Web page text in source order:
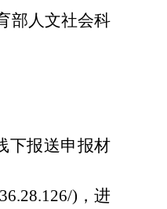
部人文社会科
下报送申报材
)，进